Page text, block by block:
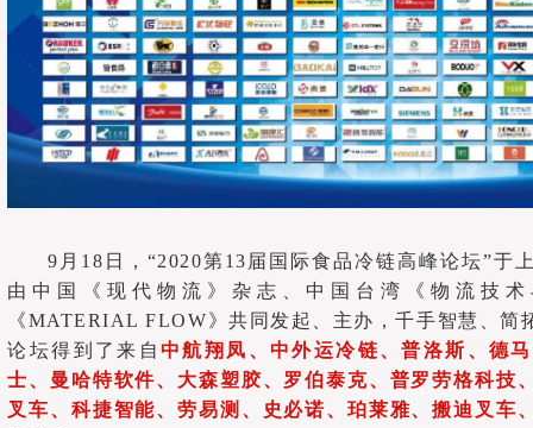
9月18日，“2020第13届国际食品冷链高峰论坛”于
由中国《现代物流》杂志、中国台湾《物流技
《MATERIAL FLOW》共同发起、主办，千手智慧、简
论坛得到了来自中航翔凤、中外运冷链、普洛斯、德
士、曼哈特软件、 大森塑胶、罗伯泰克、普罗劳格科技
叉车、科捷智能、劳易测、史必诺、珀莱雅、搬迪叉车